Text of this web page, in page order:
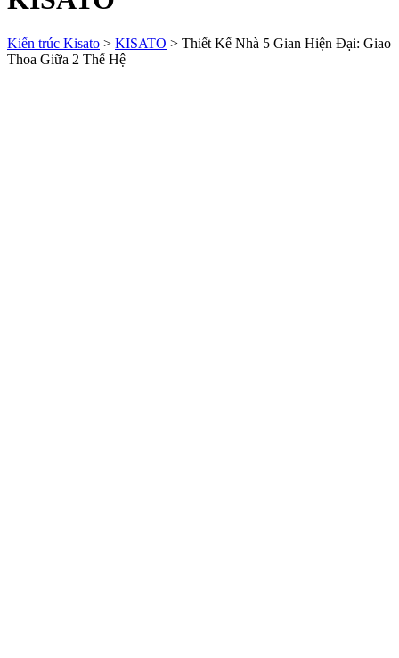
Kiến trúc Kisato > KISATO > Thiết Kế Nhà 5 Gian Hiện Đại: Giao
Thoa Giữa 2 Thế Hệ